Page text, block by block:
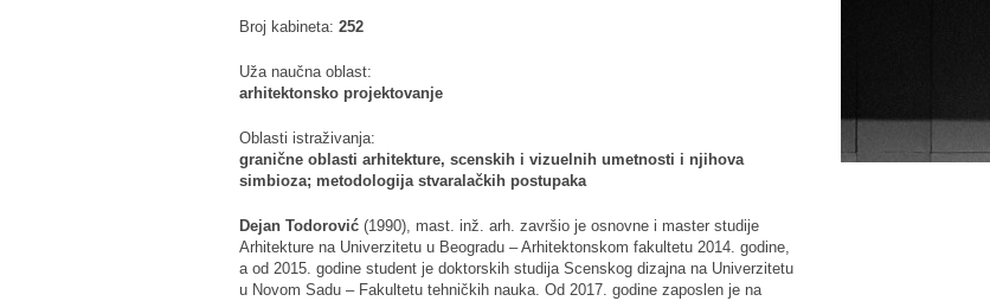
Broj kabineta: 252
Uža naučna oblast:
arhitektonsko projektovanje
Oblasti istraživanja:
granične oblasti arhitekture, scenskih i vizuelnih umetnosti i njihova
simbioza; metodologija stvaralačkih postupaka
Dejan Todorović (1990), mast. inž. arh. završio je osnovne i master studije
Arhitekture na Univerzitetu u Beogradu – Arhitektonskom fakultetu 2014. godine,
a od 2015. godine student je doktorskih studija Scenskog dizajna na Univerzitetu
u Novom Sadu – Fakultetu tehničkih nauka. Od 2017. godine zaposlen je na